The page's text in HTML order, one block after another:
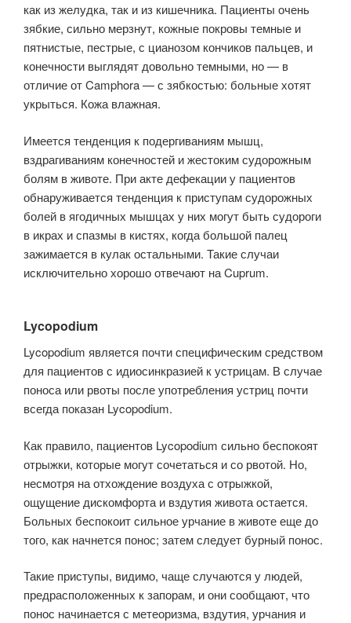
как из желудка, так и из кишечника. Паци­енты очень
зябкие, сильно мерзнут, кожные покровы темные и
пятнистые, пестрые, с цианозом кончиков пальцев, и
конечности выглядят довольно тем­ными, но — в
отличие от Camphora — с зябкостью: больные хотят
укрыться. Кожа влажная.
Имеется тенденция к подергиваниям мышц,
вздрагиваниям конечностей и жестоким судорожным
болям в животе. При акте дефекации у пациентов
обнаруживается тенденция к приступам судорожных
болей в ягодичных мышцах у них могут быть судороги
в икрах и спазмы в кистях, когда большой палец
зажимается в кулак остальными. Такие случаи
исключительно хорошо отвечают на Cuprum.
Lycopodium
Lycopodium является почти специфическим средством
для пациентов с идиосинкразией к устрицам. В случае
поноса или рвоты после употребления устриц почти
всегда показан Lycopodium.
Как правило, пациентов Lycopodium сильно беспокоят
отрыжки, которые могут сочетаться и со рвотой. Но,
несмотря на отхождение воздуха с отрыжкой,
ощущение дискомфорта и вздутия живота остается.
Больных беспокоит сильное урчание в животе еще до
того, как начнется понос; затем следует бурный понос.
Такие приступы, видимо, чаще случаются у людей,
предрасположенных к запорам, и они сообщают, что
понос начи­нается с метеоризма, вздутия, урчания и